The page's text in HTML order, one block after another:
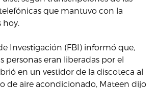
que mantuvo con la
hoy.
Investigación (FBI) informó que,
personas eran liberadas por el
en un vestidor de la discoteca al
de aire acondicionado, Mateen dijo